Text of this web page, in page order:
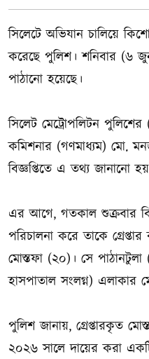
সিলেটে অভিযান চালিয়ে
করেছে পুলিশ। শনিবার (৬
পাঠানো হয়েছে।
সিলেট মেট্রোপলিটন
কমিশনার (গণমাধ্যম) মো.
বিজ্ঞপ্তিতে এ তথ্য জানানো
এর আগে, গতকাল শুক্রবার
পরিচালনা করে তাকে
মোস্তফা (২০)। সে
হাসপাতাল সংলগ্ন) এলাকার
পুলিশ জানায়, গ্রেপ্তারকৃত
২০২৬ সালে দায়ের করা